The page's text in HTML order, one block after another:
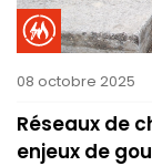
08 octobre 2025
Réseaux de
enjeux de